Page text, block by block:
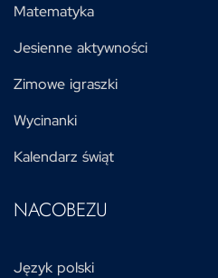
Matematyka
Jesienne aktywności
Zimowe igraszki
Wycinanki
Kalendarz świąt
NACOBEZU
Język polski